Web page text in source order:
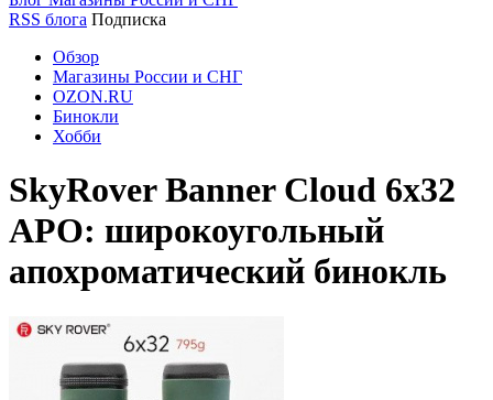
RSS блога Подписка
Обзор
Магазины России и СНГ
OZON.RU
Бинокли
Хобби
SkyRover Banner Cloud 6x32
APO: широкоугольный
апохроматический бинокль